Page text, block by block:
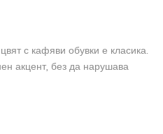
с кафяви обувки е класика.
акцент, без да нарушава